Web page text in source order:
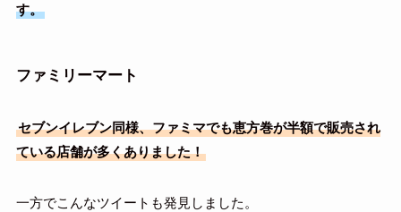
す。
ファミリーマート
セブンイレブン同様、ファミマでも恵方巻が半額で販売され
ている店舗が多くありました！
一方でこんなツイートも発見しました。